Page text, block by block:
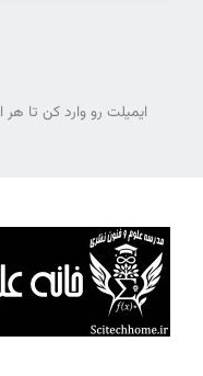
ایمیلت رو وارد کن تا